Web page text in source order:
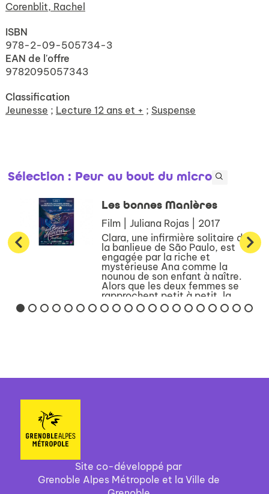
Corenblit, Rachel
ISBN
978-2-09-505734-3
EAN de l'offre
9782095057343
Classification
Jeunesse ; Lecture 12 ans et + ; Suspense
Sélection : Peur au bout du micro
Les bonnes Manières
Film | Juliana Rojas | 2017
Clara, une infirmière solitaire de
la banlieue de São Paulo, est
engagée par la riche et
mystérieuse Ana comme la
nounou de son enfant à naître.
Alors que les deux femmes se
rapprochent petit à petit, la
future mère est prise de c...
Site co-développé par
Grenoble Alpes Métropole et la Ville de